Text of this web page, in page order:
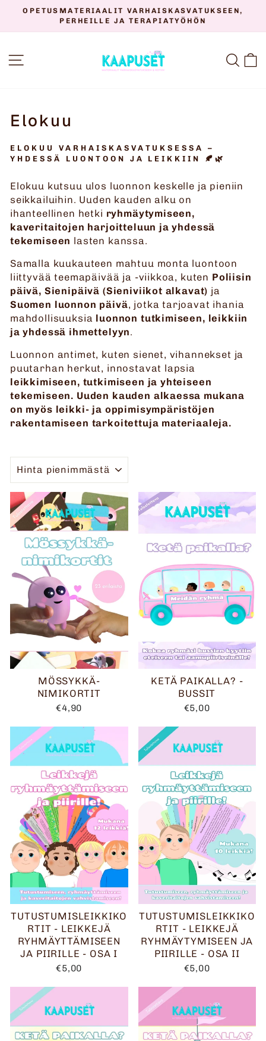
Siirry
Keskeytä
OPETUSMATERIAALIT VARHAISKASVATUKSEEN,
PERHEILLE JA TERAPIATYÖHÖN
SIVUSTON NAVIGOINTI
Elokuu
ELOKUU VARHAISKASVATUKSESSA –
YHDESSÄ LUONTOON JA LEIKKIIN 🍂🌿
Elokuu kutsuu ulos luonnon keskelle ja pieniin
seikkailuihin. Uuden kauden alku on
ihanteellinen hetki ryhmäytymiseen,
kaveritaitojen harjoitteluun ja yhdessä
tekemiseen lasten kanssa.
Samalla kuukauteen mahtuu monta luontoon
liittyvää teemapäivää ja -viikkoa, kuten Poliisin
päivä, Sienipäivä (Sieniviikot alkavat) ja
Suomen luonnon päivä, jotka tarjoavat ihania
mahdollisuuksia luonnon tutkimiseen, leikkiin
ja yhdessä ihmettelyyn.
Luonnon antimet, kuten sienet, vihannekset ja
puutarhan herkut, innostavat lapsia
leikkimiseen, tutkimiseen ja yhteiseen
tekemiseen. Uuden kauden alkaessa mukana
on myös leikki- ja oppimisympäristöjen
rakentamiseen tarkoitettuja materiaaleja.
MÖSSYKKÄ-
NIMIKORTIT
€4,90
KETÄ PAIKALLA? -
BUSSIT
€5,00
TUTUSTUMISLEIKKIKO
RTIT - LEIKKEJÄ
RYHMÄYTTÄMISEEN
JA PIIRILLE - OSA I
€5,00
TUTUSTUMISLEIKKIKO
RTIT - LEIKKEJÄ
RYHMÄYTYMISEEN JA
PIIRILLE - OSA II
€5,00